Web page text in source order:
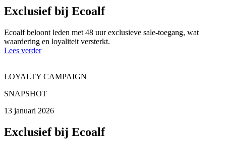
Exclusief bij Ecoalf
Ecoalf beloont leden met 48 uur exclusieve sale-toegang, wat
waardering en loyaliteit versterkt.
Lees verder
LOYALTY CAMPAIGN
SNAPSHOT
13 januari 2026
Exclusief bij Ecoalf